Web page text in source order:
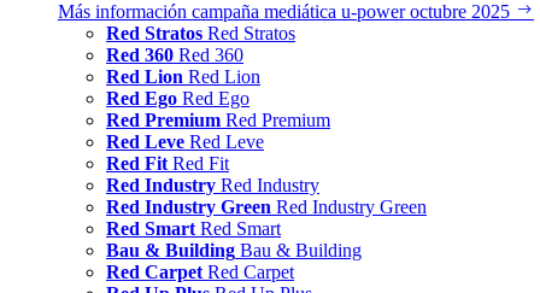
Más información campaña mediática u‑power octubre 2025
Red Stratos Red Stratos
Red 360 Red 360
Red Lion Red Lion
Red Ego Red Ego
Red Premium Red Premium
Red Leve Red Leve
Red Fit Red Fit
Red Industry Red Industry
Red Industry Green Red Industry Green
Red Smart Red Smart
Bau & Building Bau & Building
Red Carpet Red Carpet